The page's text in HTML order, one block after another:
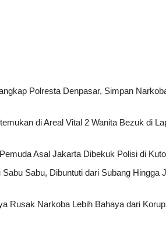
Polresta Denpasar, Simpan
di Areal Vital 2 Wanita Bezuk di
Asal Jakarta Dibekuk Polisi di
Sabu, Dibuntuti dari Subang Hingga
Rusak Narkoba Lebih Bahaya dari